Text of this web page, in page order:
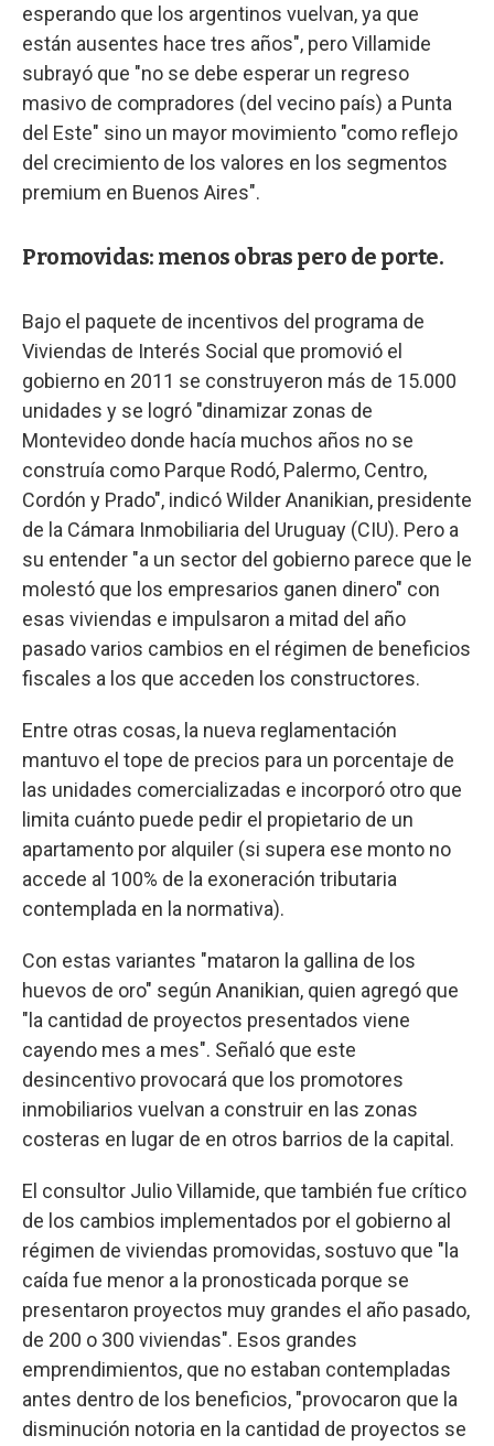
esperando que los argentinos vuelvan, ya que
están ausentes hace tres años", pero Villamide
subrayó que "no se debe esperar un regreso
masivo de compradores (del vecino país) a Punta
del Este" sino un mayor movimiento "como reflejo
del crecimiento de los valores en los segmentos
premium en Buenos Aires".
Promovidas: menos obras pero de porte.
Bajo el paquete de incentivos del programa de
Viviendas de Interés Social que promovió el
gobierno en 2011 se construyeron más de 15.000
unidades y se logró "dinamizar zonas de
Montevideo donde hacía muchos años no se
construía como Parque Rodó, Palermo, Centro,
Cordón y Prado", indicó Wilder Ananikian, presidente
de la Cámara Inmobiliaria del Uruguay (CIU). Pero a
su entender "a un sector del gobierno parece que le
molestó que los empresarios ganen dinero" con
esas viviendas e impulsaron a mitad del año
pasado varios cambios en el régimen de beneficios
fiscales a los que acceden los constructores.
Entre otras cosas, la nueva reglamentación
mantuvo el tope de precios para un porcentaje de
las unidades comercializadas e incorporó otro que
limita cuánto puede pedir el propietario de un
apartamento por alquiler (si supera ese monto no
accede al 100% de la exoneración tributaria
contemplada en la normativa).
Con estas variantes "mataron la gallina de los
huevos de oro" según Ananikian, quien agregó que
"la cantidad de proyectos presentados viene
cayendo mes a mes". Señaló que este
desincentivo provocará que los promotores
inmobiliarios vuelvan a construir en las zonas
costeras en lugar de en otros barrios de la capital.
El consultor Julio Villamide, que también fue crítico
de los cambios implementados por el gobierno al
régimen de viviendas promovidas, sostuvo que "la
caída fue menor a la pronosticada porque se
presentaron proyectos muy grandes el año pasado,
de 200 o 300 viviendas". Esos grandes
emprendimientos, que no estaban contempladas
antes dentro de los beneficios, "provocaron que la
disminución notoria en la cantidad de proyectos se